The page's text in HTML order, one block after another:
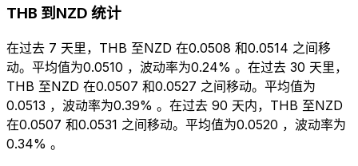
THB 到NZD 统计
在过去 7 天里，THB 至NZD 在0.0508 和0.0514 之间移
动。平均值为0.0510 ，波动率为0.24% 。在过去 30 天里，
THB 至NZD 在0.0507 和0.0527 之间移动。平均值为
0.0513 ，波动率为0.39% 。在过去 90 天内，THB 至NZD
在0.0507 和0.0531 之间移动。平均值为0.0520 ，波动率为
0.34% 。